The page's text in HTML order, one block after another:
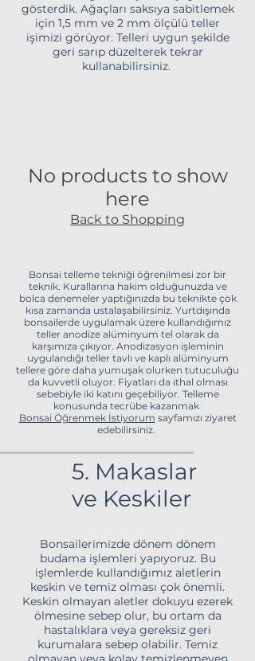
gösterdik. Ağaçları saksıya sabitlemek
için 1,5 mm ve 2 mm ölçülü teller
işimizi görüyor. Telleri uygun şekilde
geri sarıp düzelterek tekrar
kullanabilirsiniz.
No products to show
here
Back to Shopping
Bonsai telleme tekniği öğrenilmesi zor bir
teknik. Kurallarına hakim olduğunuzda ve
bolca denemeler yaptığınızda bu teknikte çok
kısa zamanda ustalaşabilirsiniz. Yurtdışında
bonsailerde uygulamak üzere kullandığımız
teller anodize alüminyum tel olarak da
karşımıza çıkıyor. Anodizasyon işleminin
uygulandığı teller tavlı ve kaplı alüminyum
tellere göre daha yumuşak olurken tutuculuğu
da kuvvetli oluyor. Fiyatları da ithal olması
sebebiyle iki katını geçebiliyor. Telleme
konusunda tecrübe kazanmak
Bonsai Öğrenmek İstiyorum sayfamızı ziyaret
edebilirsiniz.
5. Makaslar
ve Keskiler
Bonsailerimizde dönem dönem
budama işlemleri yapıyoruz. Bu
işlemlerde kullandığımız aletlerin
keskin ve temiz olması çok önemli.
Keskin olmayan aletler dokuyu ezerek
ölmesine sebep olur, bu ortam da
hastalıklara veya gereksiz geri
kurumalara sebep olabilir. Temiz